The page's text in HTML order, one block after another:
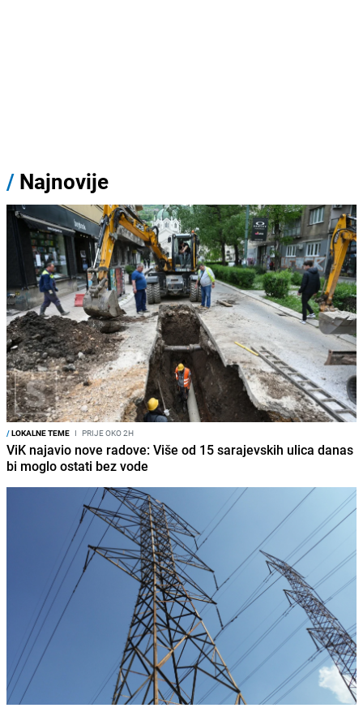
/ Najnovije
/LOKALNE TEME I PRIJE OKO 2H
ViK najavio nove radove: Više od 15 sarajevskih ulica danas
bi moglo ostati bez vode